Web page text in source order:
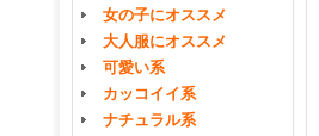
女の子にオススメ
大人服にオススメ
可愛い系
カッコイイ系
ナチュラル系